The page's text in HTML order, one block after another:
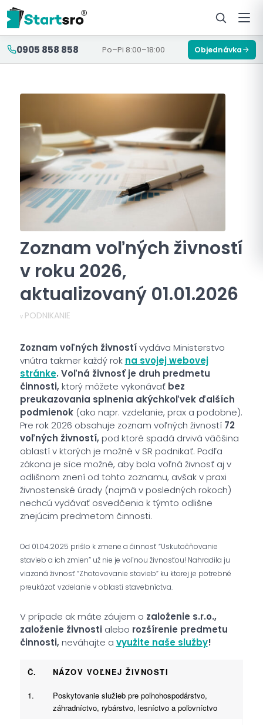
0905 858 858 Po–Pi 8:00–18:00 Objednávka
Zoznam voľných živností
v roku 2026,
aktualizovaný 01.01.2026
v PODNIKANIE
Zoznam voľných živnostívydáva Ministerstvo
vnútra takmer každý rok na svojej webovej
stránke. Voľná živnosť je druh predmetu
činnosti,ktorý môžete vykonávať bez
preukazovania splnenia akýchkoľvek ďalších
podmienok(ako napr. vzdelanie, prax a podobne).
Pre rok 2026 obsahuje zoznam voľných živností 72
voľných živností,pod ktoré spadá drvivá väčšina
oblastí v ktorých je možné v SR podnikať. Podľa
zákona je síce možné, aby bola voľná živnosť aj v
odlišnom znení od tohto zoznamu, avšak v praxi
živnostenské úrady (najmä v posledných rokoch)
nechcú vydávať osvedčenia k týmto odlišne
znejúcim predmetom činnosti.
Od 01.04.2025 prišlo k zmene a činnosť “Uskutočňovanie
stavieb a ich zmien” už nie je voľnou živnosťou! Nahradila ju
viazaná živnosť “Zhotovovanie stavieb” ku ktorej je potrebné
preukázať vzdelanie v oblasti stavebníctva.
V prípade ak máte záujem o založenie s.r.o.,
založenie živnostialebo rozšírenie predmetu
činnosti,neváhajte a využite naše služby!
Č. NÁZOV VOĽNEJ ŽIVNOSTI
1.
Poskytovanie služieb pre poľnohospodárstvo,
záhradníctvo, rybárstvo, lesníctvo a poľovníctvo